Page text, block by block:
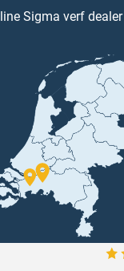
Sigma verf dealer